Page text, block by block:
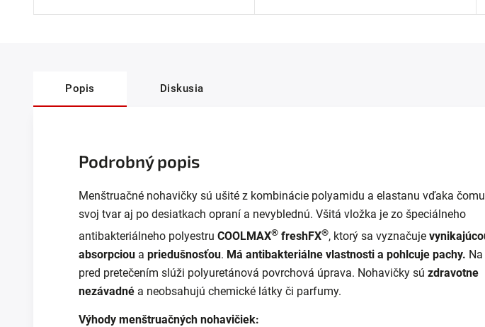
Popis Diskusia
Podrobný popis
Menštruačné nohavičky sú ušité z kombinácie polyamidu a elastanu vďaka
svoj tvar aj po desiatkach opraní a nevyblednú. Všitá vložka je zo špeciálneho
antibakteriálneho polyestru COOLMAX® freshFX®, ktorý sa vyznačuje
absorpciou a priedušnosťou. Má antibakteriálne vlastnosti a pohlcuje pachy.
pred pretečením slúži polyuretánová povrchová úprava. Nohavičky sú zdravotne
nezávadné a neobsahujú chemické látky či parfumy.
Výhody menštruačných nohavičiek: